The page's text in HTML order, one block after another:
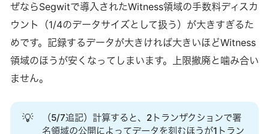
ぜならSegwitで導入されたWitness領域の手数料ディスカ
ウント（1/4のデータサイズとして扱う）が大きすぎるた
めです。記録するデータが大きければ大きいほどWitness
領域のほうが安くなってしまいます。上限撤廃と噛み合い
ません。
💡
（5/7追記）計算すると、2トランザクションで署
名領域の公開によってデータを刻むほうが1トラン